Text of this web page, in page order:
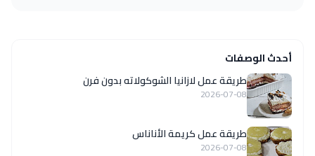
أحدث الوصفات
طريقة عمل لازانيا الشوكولاته بدون فرن
2026-07-08
طريقة عمل كريمة الأناناس
2026-07-08